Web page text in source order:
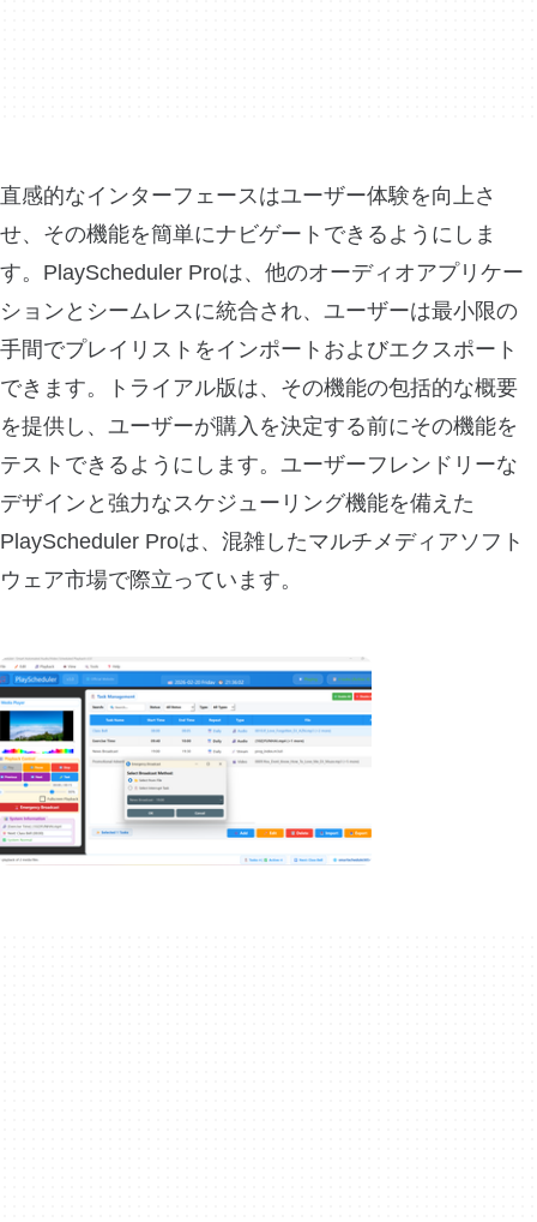
直感的なインターフェースはユーザー体験を向上さ
せ、その機能を簡単にナビゲートできるようにしま
す。PlayScheduler Proは、他のオーディオアプリケー
ションとシームレスに統合され、ユーザーは最小限の
手間でプレイリストをインポートおよびエクスポート
できます。トライアル版は、その機能の包括的な概要
を提供し、ユーザーが購入を決定する前にその機能を
テストできるようにします。ユーザーフレンドリーな
デザインと強力なスケジューリング機能を備えた
PlayScheduler Proは、混雑したマルチメディアソフト
ウェア市場で際立っています。